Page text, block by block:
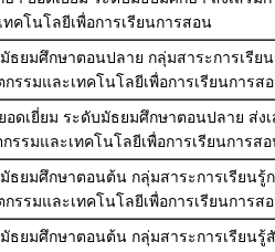
คโนโลยีเพื่อการเรียนการสอน
ธยมศึกษาตอนปลาย กลุ่มสาระการเรีย
รรมและเทคโนโลยีเพื่อการเรียนการส
ดเยี่ยม ระดับมัธยมศึกษาตอนปลาย ส่ง
รรมและเทคโนโลยีเพื่อการเรียนการส
ธยมศึกษาตอนต้น กลุ่มสาระการเรียนรู้
รรมและเทคโนโลยีเพื่อการเรียนการส
ธยมศึกษาตอนต้น กลุ่มสาระการเรียนรู้